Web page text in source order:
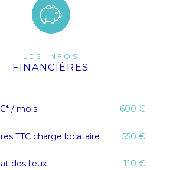
LES INFOS
FINANCIÈRES
/ mois 600 €
TTC charge locataire 550 €
des lieux 110 €